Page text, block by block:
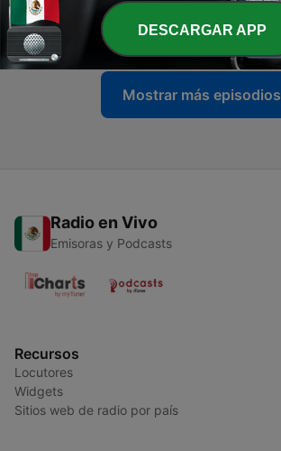
98 - No pierda de vista AVANCE 23
27 abr. 2020
Mostrar más episodios
Radio en Vivo
Emisoras y Podcasts
Recursos
Locutores
Widgets
Sitios web de radio por país
DESCARGAR APP